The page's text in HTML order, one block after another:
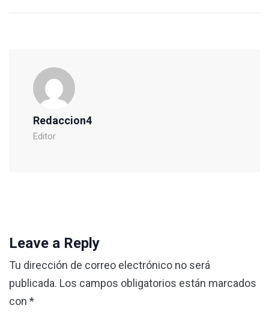
Redaccion4
Editor
Leave a Reply
Tu dirección de correo electrónico no será
publicada. Los campos obligatorios están marcados
con *